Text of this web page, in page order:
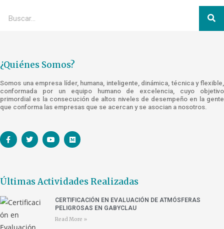
¿Quiénes Somos?
Somos una empresa líder, humana, inteligente, dinámica, técnica y flexible,
conformada por un equipo humano de excelencia, cuyo objetivo
primordial es la consecución de altos niveles de desempeño en la gente
que conforma las empresas que se acercan y se asocian a nosotros.
Últimas Actividades Realizadas
CERTIFICACIÓN EN EVALUACIÓN DE ATMÓSFERAS
PELIGROSAS EN GABYCLAU
Read More »